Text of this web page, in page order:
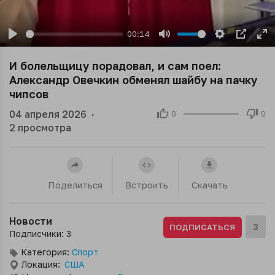
Play
00:14
Mute Settings
PIP
И болельщицу порадовал, и сам поел:
Александр Овечкин обменял шайбу на пачку
чипсов
0 0
04 апреля 2026 ·
2 просмотра
Поделиться Встроить Скачать
Новости
Подписчики: 3
ПОДПИСАТЬСЯ 3
Категория: Спорт
Локация: США